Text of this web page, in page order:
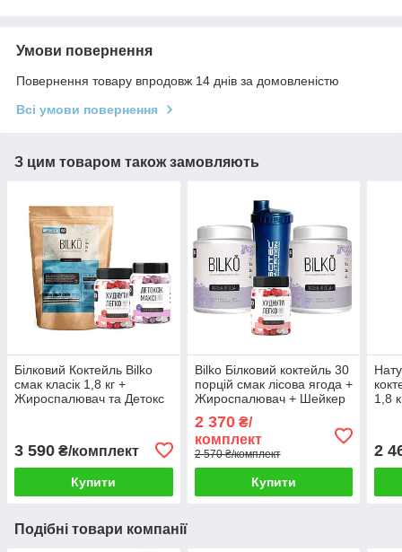
Умови повернення
Повернення товару впродовж 14 днів за домовленістю
Всі умови повернення
З цим товаром також замовляють
Білковий Коктейль Bilko
смак класік 1,8 кг +
Жироспалювач та Детокс
3 590 ₴/комплект
Купити
Bilko Білковий коктейль 30
порцій смак лісова ягода +
Жироспалювач + Шейкер
2 370₴/
комплект
2 570 ₴/комплект
Купити
1,8
2
Подібні товари компанії